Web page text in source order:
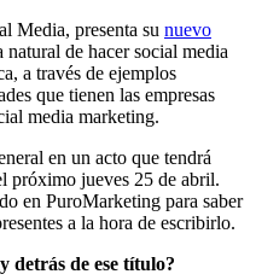
Media, presenta su nuevo
de hacer social media
a través de ejemplos
que tienen las empresas
media marketing.
en un acto que tendrá
próximo jueves 25 de abril.
en PuroMarketing para saber
a la hora de escribirlo.
detrás de ese título?